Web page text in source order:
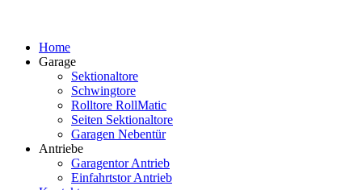
Home
Garage
Sektionaltore
Schwingtore
Rolltore RollMatic
Seiten Sektionaltore
Garagen Nebentür
Antriebe
Garagentor Antrieb
Einfahrtstor Antrieb